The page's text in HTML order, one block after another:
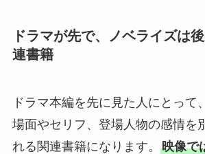
ドラマが先で、ノベライズは
連書籍
ドラマ本編を先に見た人にとって
場面やセリフ、登場人物の感情を
れる関連書籍になります。 映像で